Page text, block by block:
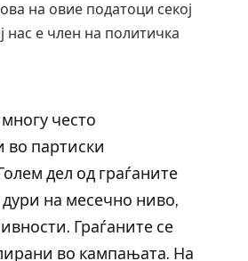
на овие податоци секој
нас е член на политичка
често
во партиски
дел од граѓаните
на месечно ниво,
Граѓаните се
во кампањата. На